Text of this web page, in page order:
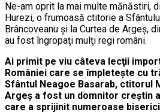
Ne-am oprit la mai multe mănăstiri,
Hurezi, o frumoasă ctitorie a
Brâncoveanu şi la Curtea de Argeş,
au fost îngropaţi mulţi regi români.
Ai primit pe viu câteva lecţii
României care se împleteşte cu
Sfântul Neagoe Basarab, ctitorul
Argeş a fost un domnitor creştin
care a sprijinit numeroase